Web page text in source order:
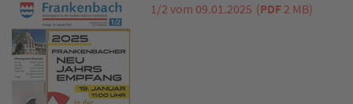
1/2 vom 09.01.2025 (PDF 2 MB)